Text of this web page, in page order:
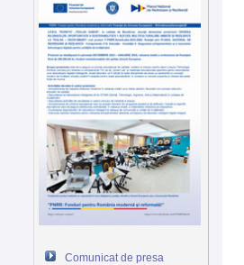
Comunicat de presa